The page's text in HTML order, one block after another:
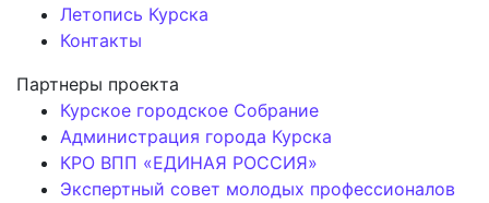
Летопись Курска
Контакты
Партнеры проекта
Курское городское Собрание
Администрация города Курска
КРО ВПП «ЕДИНАЯ РОССИЯ»
Экспертный совет молодых профессионалов